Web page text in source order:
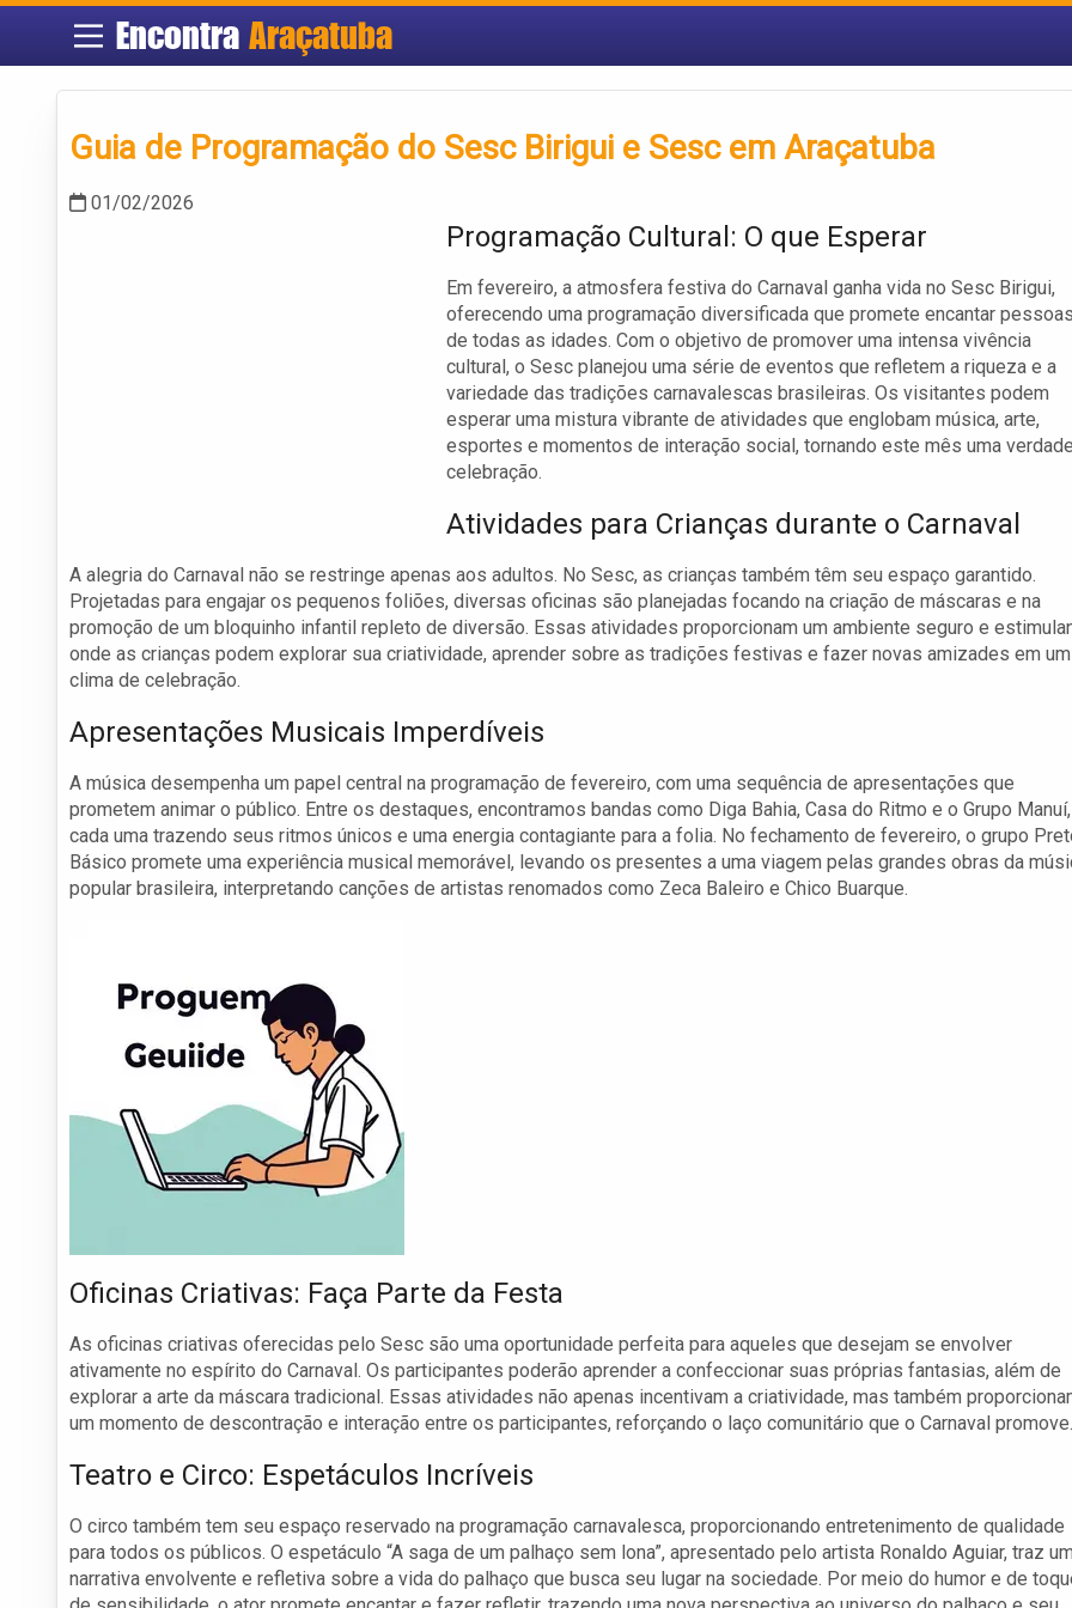
EncontraAraçatuba
Guia de Programação do Sesc Birigui e Sesc em Araçatuba
01/02/2026
Programação Cultural: O que Esperar
Em fevereiro, a atmosfera festiva do Carnaval ganha vida no Sesc Birigui,
oferecendo uma programação diversificada que promete encantar
de todas as idades. Com o objetivo de promover uma intensa vivência
cultural, o Sesc planejou uma série de eventos que refletem a riqueza e a
variedade das tradições carnavalescas brasileiras. Os visitantes podem
esperar uma mistura vibrante de atividades que englobam música, arte,
esportes e momentos de interação social, tornando este mês uma
celebração.
Atividades para Crianças durante o Carnaval
A alegria do Carnaval não se restringe apenas aos adultos. No Sesc, as crianças também têm seu espaço garantido.
Projetadas para engajar os pequenos foliões, diversas oficinas são planejadas focando na criação de máscaras e na
promoção de um bloquinho infantil repleto de diversão. Essas atividades proporcionam um ambiente seguro e
onde as crianças podem explorar sua criatividade, aprender sobre as tradições festivas e fazer novas amizades em um
clima de celebração.
Apresentações Musicais Imperdíveis
A música desempenha um papel central na programação de fevereiro, com uma sequência de apresentações que
prometem animar o público. Entre os destaques, encontramos bandas como Diga Bahia, Casa do Ritmo e o Grupo Manuí,
cada uma trazendo seus ritmos únicos e uma energia contagiante para a folia. No fechamento de fevereiro, o grupo
Básico promete uma experiência musical memorável, levando os presentes a uma viagem pelas grandes obras da
popular brasileira, interpretando canções de artistas renomados como Zeca Baleiro e Chico Buarque.
Oficinas Criativas: Faça Parte da Festa
As oficinas criativas oferecidas pelo Sesc são uma oportunidade perfeita para aqueles que desejam se envolver
ativamente no espírito do Carnaval. Os participantes poderão aprender a confeccionar suas próprias fantasias, além de
explorar a arte da máscara tradicional. Essas atividades não apenas incentivam a criatividade, mas também
um momento de descontração e interação entre os participantes, reforçando o laço comunitário que o Carnaval promove.
Teatro e Circo: Espetáculos Incríveis
O circo também tem seu espaço reservado na programação carnavalesca, proporcionando entretenimento de qualidade
para todos os públicos. O espetáculo “A saga de um palhaço sem lona”, apresentado pelo artista Ronaldo Aguiar, traz
narrativa envolvente e refletiva sobre a vida do palhaço que busca seu lugar na sociedade. Por meio do humor e de